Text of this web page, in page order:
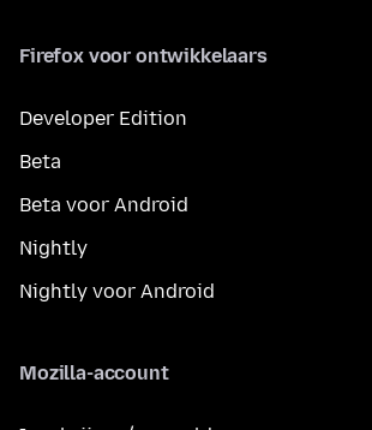
Firefox voor ontwikkelaars
Developer Edition
Beta
Beta voor Android
Nightly
Nightly voor Android
Mozilla-account